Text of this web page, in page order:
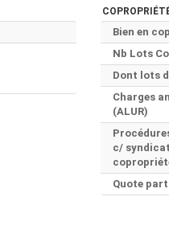
Bien en
Nb Lots
Dont lots
Charges
(ALUR)
c/
Quote